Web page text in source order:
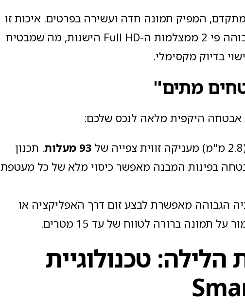
המצלמה מצוידת בחיישן 4MP מתקדם, המפיק תמונה חדה ועשירה בפרטים. איכות זו
מאפשרת לכם ליהנות מחדות גבוהה פי 2 ממצלמות ה-Full HD הישנות, מה שמבטיח
בדיוק מקסימלי.
מתים"
היקפית מלאה לנכס שלכם:
93 מעלות. תכנון
5 מצלמות אבטחה בפינות המבנה מאפשר כיסוי מלא של כל מעטפת
הגבוהה מאפשרת לבצע זום דרך האפליקציה או
על תמונה ברורה לטווח של עד 15 מטרים.
טכנולוגיית